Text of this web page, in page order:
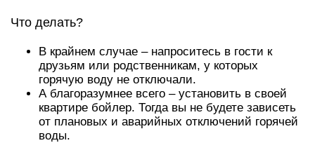
Что делать?
В крайнем случае – напроситесь в гости к
друзьям или родственникам, у которых
горячую воду не отключали.
А благоразумнее всего – установить в своей
квартире бойлер. Тогда вы не будете зависеть
от плановых и аварийных отключений горячей
воды.